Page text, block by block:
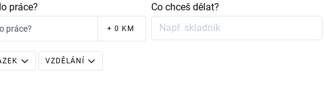
práce?
práce? + 0 KM
Co chceš dělat?
VZDĚLÁNÍ